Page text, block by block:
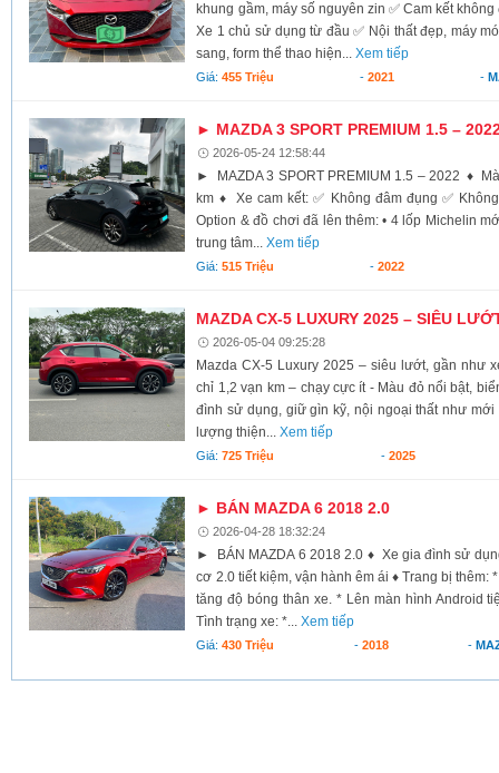
khung gầm, máy số nguyên zin ✅ Cam kết
Xe 1 chủ sử dụng từ đầu ✅ Nội thất đẹp, máy
sang, form thể thao hiện...Xem tiếp
Giá:455 Triệu -2021 -
► MAZDA 3 SPORT PREMIUM 1.5 –
2026-05-24 12:58:44
► MAZDA 3 SPORT PREMIUM 1.5 – 2022 ♦
km ♦ Xe cam kết: ✅ Không đâm đụng ✅
Option & đồ chơi đã lên thêm: • 4 lốp Michelin
trung tâm...Xem tiếp
Giá:515 Triệu - 2022
MAZDA CX-5 LUXURY 2025 – SIÊU
2026-05-04 09:25:28
Mazda CX-5 Luxury 2025 – siêu lướt, gần như
chỉ 1,2 vạn km – chạy cực ít - Màu đỏ nổi bật,
đình sử dụng, giữ gìn kỹ, nội ngoại thất như
lượng thiện...Xem tiếp
Giá:725 Triệu - 2025
► BÁN MAZDA 6 2018 2.0
2026-04-28 18:32:24
► BÁN MAZDA 6 2018 2.0 ♦ Xe gia đình sử
cơ 2.0 tiết kiệm, vận hành êm ái ♦ Trang bị thêm:
tăng độ bóng thân xe. * Lên màn hình Android
Tình trạng xe: *...Xem tiếp
Giá:430 Triệu - 2018 -